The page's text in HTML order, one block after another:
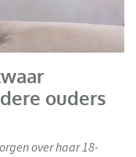
ouders
over haar 18-